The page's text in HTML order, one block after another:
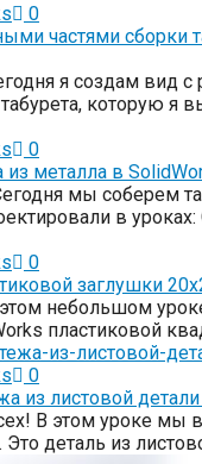
0
частями сборки
я создам вид
которую я
0
из металла в
мы соберем
в уроках:
0
заглушки
небольшом
пластиковой
0
из листовой
В этом уроке мы
деталь из